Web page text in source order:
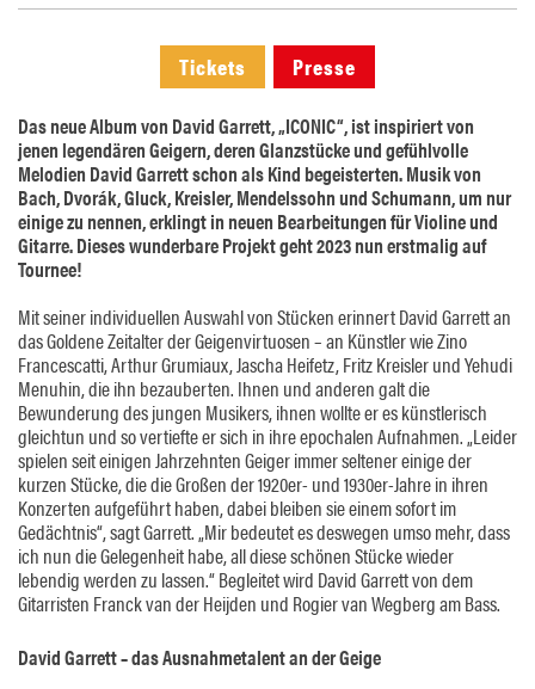
Tickets Presse
Das neue Album von David Garrett, „ICONIC“, ist inspiriert von
jenen legendären Geigern, deren Glanzstücke und gefühlvolle
Melodien David Garrett schon als Kind begeisterten. Musik von
Bach, Dvorák, Gluck, Kreisler, Mendelssohn und Schumann, um nur
einige zu nennen, erklingt in neuen Bearbeitungen für Violine und
Gitarre. Dieses wunderbare Projekt geht 2023 nun erstmalig auf
Tournee!
Mit seiner individuellen Auswahl von Stücken erinnert David Garrett an
das Goldene Zeitalter der Geigenvirtuosen – an Künstler wie Zino
Francescatti, Arthur Grumiaux, Jascha Heifetz, Fritz Kreisler und Yehudi
Menuhin, die ihn bezauberten. Ihnen und anderen galt die
Bewunderung des jungen Musikers, ihnen wollte er es künstlerisch
gleichtun und so vertiefte er sich in ihre epochalen Aufnahmen. „Leider
spielen seit einigen Jahrzehnten Geiger immer seltener einige der
kurzen Stücke, die die Großen der 1920er- und 1930er-Jahre in ihren
Konzerten aufgeführt haben, dabei bleiben sie einem sofort im
Gedächtnis“, sagt Garrett. „Mir bedeutet es deswegen umso mehr, dass
ich nun die Gelegenheit habe, all diese schönen Stücke wieder
lebendig werden zu lassen.“ Begleitet wird David Garrett von dem
Gitarristen Franck van der Heijden und Rogier van Wegberg am Bass.
David Garrett – das Ausnahmetalent an der Geige